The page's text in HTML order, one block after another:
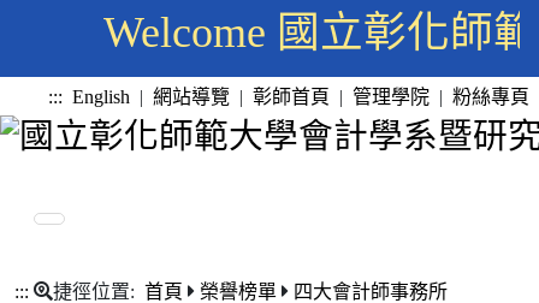
Welcome 國立彰化師
::: English | 網站導覽 | 彰師首頁 | 管理學院 | 粉絲專頁
::: 捷徑位置: 首頁 榮譽榜單 四大會計師事務所